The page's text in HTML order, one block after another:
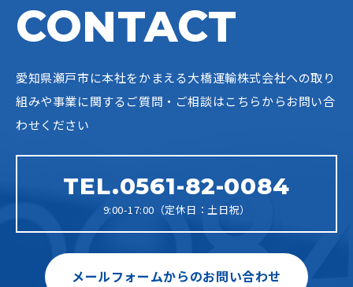
CONTACT
愛知県瀬戸市に本社をかまえる大橋運輸株式会社への取り
組みや事業に関するご質問・ご相談はこちらからお問い合
わせください
TEL.0561-82-0084
9:00-17:00（定休日：土日祝）
メールフォームからのお問い合わせ